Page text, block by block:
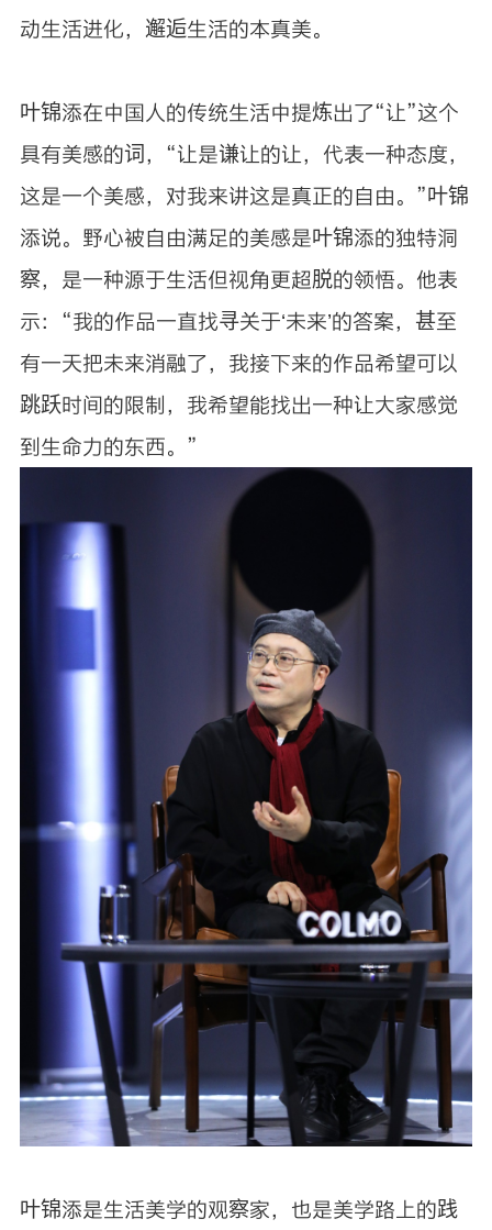
动生活进化，邂逅生活的本真美。
叶锦添在中国人的传统生活中提炼出了“让”这个
具有美感的词，“让是谦让的让，代表一种态度，
这是一个美感，对我来讲这是真正的自由。”叶锦
添说。野心被自由满足的美感是叶锦添的独特洞
察，是一种源于生活但视角更超脱的领悟。他表
示：“我的作品一直找寻关于‘未来’的答案，甚至
有一天把未来消融了，我接下来的作品希望可以
跳跃时间的限制，我希望能找出一种让大家感觉
到生命力的东西。”
叶锦添是生活美学的观察家，也是美学路上的践